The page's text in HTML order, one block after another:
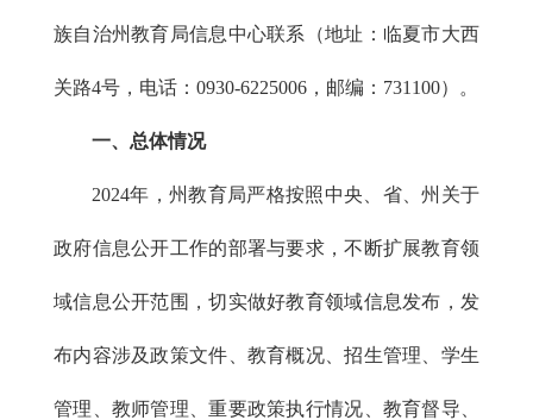
族自治州教育局信息中心联系（地址：临夏市大西
关路4号，电话：0930-6225006，邮编：731100）。
一、总体情况
2024年，州教育局严格按照中央、省、州关于
政府信息公开工作的部署与要求，不断扩展教育领
域信息公开范围，切实做好教育领域信息发布，发
布内容涉及政策文件、教育概况、招生管理、学生
管理、教师管理、重要政策执行情况、教育督导、